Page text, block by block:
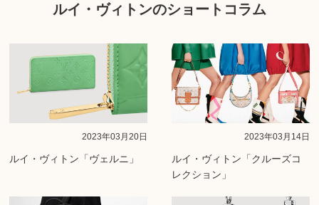
ルイ・ヴィトンのショートコラム
2023年03月20日
ルイ・ヴィトン「ヴェルニ」
2023年03月14日
ルイ・ヴィトン「クルーズコ
レクション」